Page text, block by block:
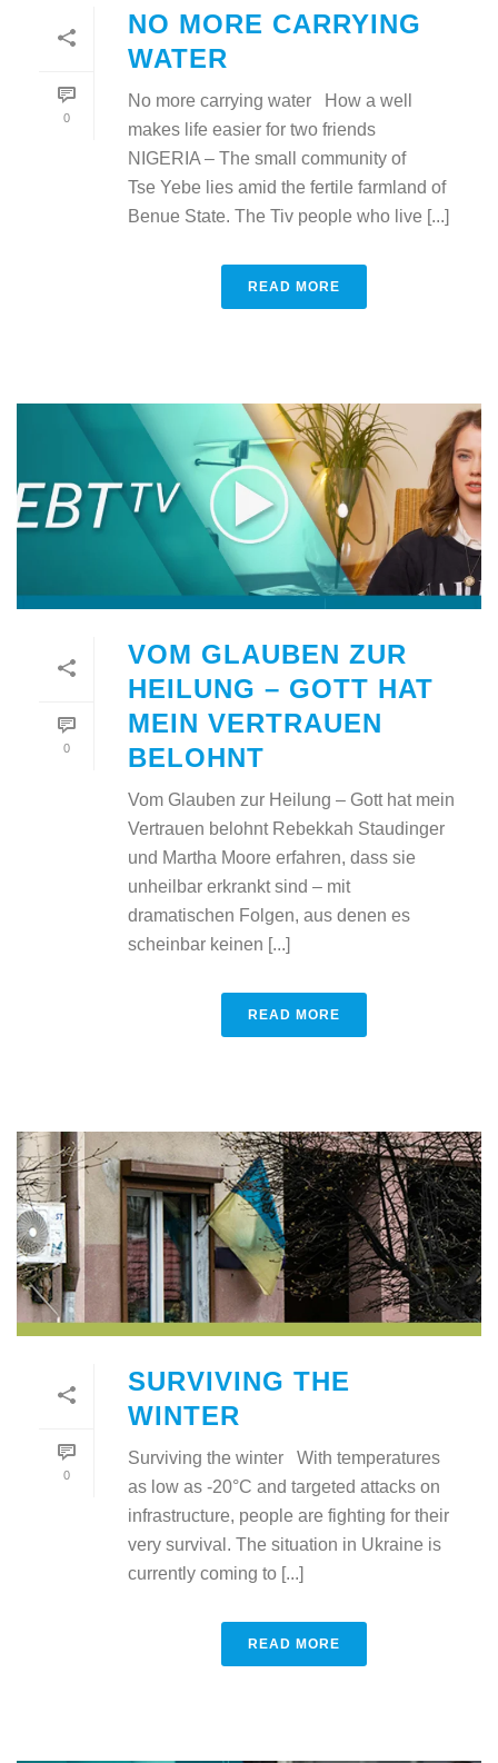
0
NO MORE CARRYING
WATER
No more carrying water How a well
makes life easier for two friends
NIGERIA – The small community of
Tse Yebe lies amid the fertile farmland of
Benue State. The Tiv people who live [...]
READ MORE
0
VOM GLAUBEN ZUR
HEILUNG – GOTT HAT
MEIN VERTRAUEN
BELOHNT
Vom Glauben zur Heilung – Gott hat mein
Vertrauen belohnt Rebekkah Staudinger
und Martha Moore erfahren, dass sie
unheilbar erkrankt sind – mit
dramatischen Folgen, aus denen es
scheinbar keinen [...]
READ MORE
0
SURVIVING THE
WINTER
Surviving the winter With temperatures
as low as -20°C and targeted attacks on
infrastructure, people are fighting for their
very survival. The situation in Ukraine is
currently coming to [...]
READ MORE